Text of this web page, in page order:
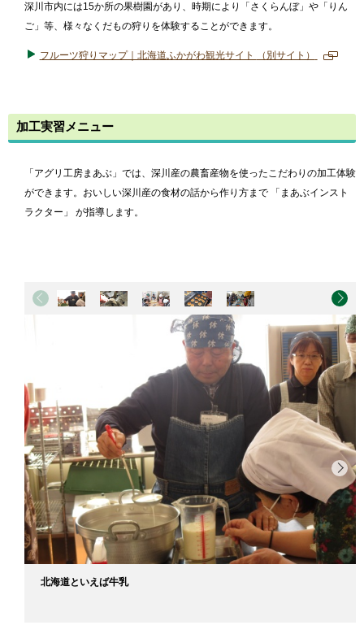
深川市内には15か所の果樹園があり、時期により「さくらんぼ」や「りん
ご」等、様々なくだもの狩りを体験することができます。
フルーツ狩りマップ｜北海道ふかがわ観光サイト
（別サイト）
ー
で
き
す
加工実習メニュー
「アグリ工房まあぶ」では、深川産の農畜産物を使ったこだわりの加工体験
ができます。おいしい深川産の食材の話から作り方まで 「まあぶインスト
ラクター」 が指導します。
北海道といえば牛乳